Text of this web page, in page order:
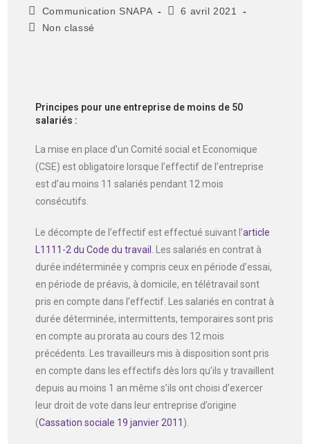
Communication SNAPA
6 avril 2021
Non classé
Principes pour une entreprise de moins de 50
salariés :
La mise en place d’un Comité social et Economique
(CSE) est obligatoire lorsque l’effectif de l’entreprise
est d’au moins 11 salariés pendant 12 mois
consécutifs.
Le décompte de l’effectif est effectué suivant l’article
L1111-2 du Code du travail
. Les salariés en contrat à
durée indéterminée y compris ceux en période d’essai,
en période de préavis, à domicile, en télétravail sont
pris en compte dans l’effectif. Les salariés en contrat à
durée déterminée, intermittents, temporaires sont pris
en compte au prorata au cours des 12 mois
précédents. Les travailleurs mis à disposition sont pris
en compte dans les effectifs dès lors qu’ils y travaillent
depuis au moins 1 an même s’ils ont choisi d’exercer
leur droit de vote dans leur entreprise d’origine
(Cassation sociale 19 janvier 2011 ).